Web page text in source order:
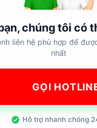
chúng tôi có
liên hệ phù hợp để
nhất
GỌI
Hỗ trợ nhanh chóng